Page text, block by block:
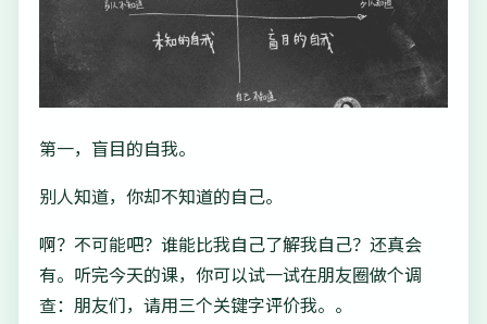
第一，盲目的自我。
别人知道，你却不知道的自己。
啊？不可能吧？谁能比我自己了解我自己？还真会
有。听完今天的课，你可以试一试在朋友圈做个调
查：朋友们，请用三个关键字评价我。。